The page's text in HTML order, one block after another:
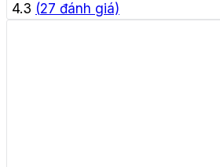
4.3 (27 đánh giá)